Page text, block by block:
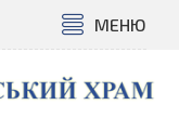
МЕНЮ